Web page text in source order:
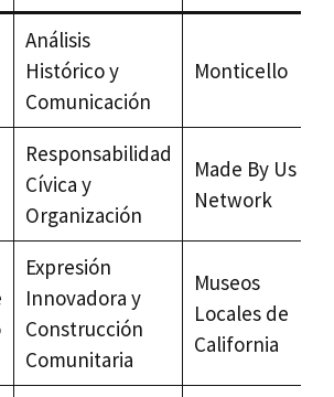
Análisis
Histórico y
Comunicación
Monticello
Responsabilidad
Cívica y
Organización
Made By Us
Network
Expresión
Innovadora y
Construcción
Comunitaria
Museos
Locales de
California